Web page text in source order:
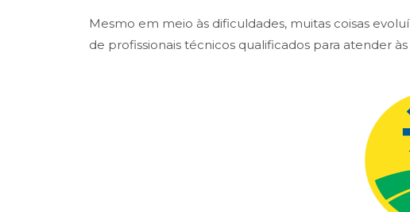
Mesmo em meio às dificuldades, muitas coisas
de profissionais técnicos qualificados para atender